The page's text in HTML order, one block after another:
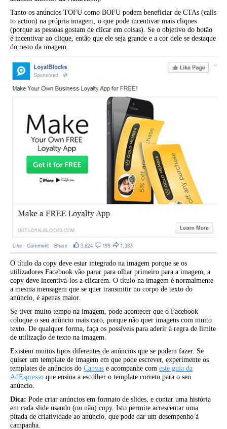
Tanto os anúncios TOFU como BOFU podem beneficiar de CTAs (calls
to action) na própria imagem, o que pode incentivar mais cliques
(porque as pessoas gostam de clicar em coisas). Se o objetivo do botão
é incentivar ao clique, então que ele seja grande e a cor dele se destaque
do resto da imagem.
O título da copy deve estar integrado na imagem porque se os
utilizadores Facebook vão parar para olhar primeiro para a imagem, a
copy deve incentivá-los a clicarem. O título na imagem é normalmente
a mesma mensagem que se quer transmitir no corpo de texto do
anúncio, é apenas maior.
Se tiver muito tempo na imagem, pode acontecer que o Facebook
coloque o seu anúncio mais caro, porque não quer imagens com muito
texto. De qualquer forma, faça os possíveis para aderir à regra de limite
de utilização de texto na imagem.
Existem muitos tipos diferentes de anúncios que se podem fazer. Se
quiser um template de imagem em que pode escrever, experimente os
templates de anúncios do Canvas e acompanhe com este guia da
AdEspresso que ensina a escolher o template correto para o seu
anúncio.
Dica: Pode criar anúncios em formato de slides, e contar uma história
em cada slide usando (ou não) copy. Isto permite acrescentar uma
pitada de criatividade ao anúncio, que pode dar um desempenho à
campanha.